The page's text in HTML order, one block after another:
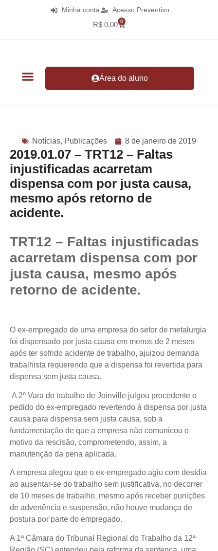
Minha conta Acesso Preventivo
R$ 0,00 0
Área do aluno
Notícias, Publicações 8 de janeiro de 2019
2019.01.07 – TRT12 – Faltas
injustificadas acarretam
dispensa com por justa causa,
mesmo após retorno de
acidente.
TRT12 – Faltas injustificadas
acarretam dispensa com por
justa causa, mesmo após
retorno de acidente.
O ex-empregado de uma empresa do setor de metalurgia
foi dispensado por justa causa em menos de 2 meses
após ter sofrido acidente de trabalho, ajuizou demanda
trabalhista requerendo que a dispensa foi revertida para
dispensa sem justa causa.
A 2º Vara do trabalho de Joinville julgou procedente o
pedido do ex-empregado revertendo à dispensa por justa
causa para dispensa sem justa causa, sob a
fundamentação de que a empresa não comunicou o
motivo da rescisão, comprometendo, assim, a
manutenção da pena aplicada.
A empresa alegou que o ex-empregado agiu com desídia
ao ausentar-se do trabalho sem justificativa, no decorrer
de 10 meses de trabalho, mesmo após receber punições
de advertência e suspensão, não houve mudança de
postura por parte do empregado.
A 1ª Câmara do Tribunal Regional do Trabalho da 12ª